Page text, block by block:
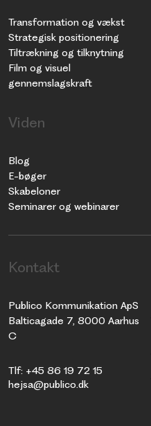
Transformation og vækst
Strategisk positionering
Tiltrækning og tilknytning
Film og visuel
gennemslagskraft
Viden
Blog
E-bøger
Skabeloner
Seminarer og webinarer
Kontakt
Publico Kommunikation ApS
Balticagade 7, 8000 Aarhus
C
Tlf: +45 86 19 72 15
hejsa@publico.dk